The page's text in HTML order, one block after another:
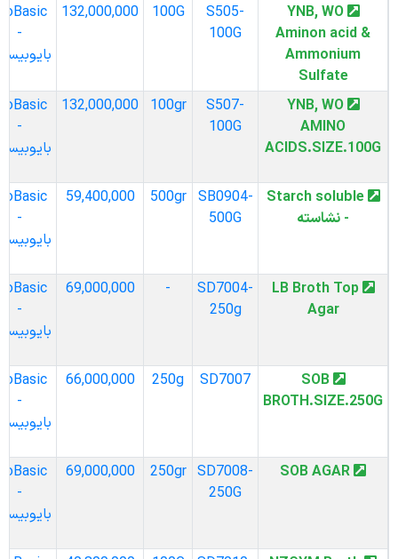
YNB, WO
Aminon acid &
Ammonium
Sulfate
S505-
100G
100G
132,000,000
YNB, WO
AMINO
ACIDS.SIZE.100G
S507-
100G
100gr
132,000,000
Starch soluble
- نشاسته
SB0904-
500G
500gr
59,400,000
LB Broth Top
Agar
SD7004-
250g
69,000,000
SOB
BROTH.SIZE.250G
SD7007
250g
66,000,000
SOB AGAR
SD7008-
250G
250gr
69,000,000